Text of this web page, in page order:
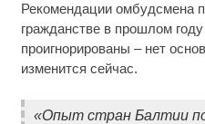
Рекомендации омбудсмена
гражданстве в прошлом
проигнорированы – нет
изменится сейчас.
«Опыт стран Балтии по